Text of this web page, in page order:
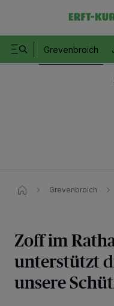
Grevenbroich
Grevenbroich
Zoff im
unterstützt
unsere